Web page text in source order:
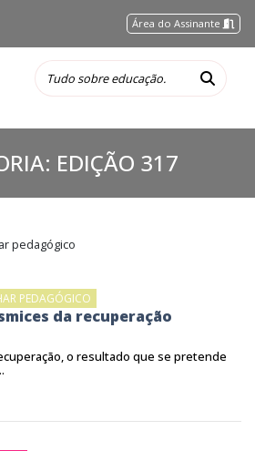
Área do Assinante
EDIÇÃO 317
pedagógico
PEDAGÓGICO
da recuperação
o resultado que se pretende